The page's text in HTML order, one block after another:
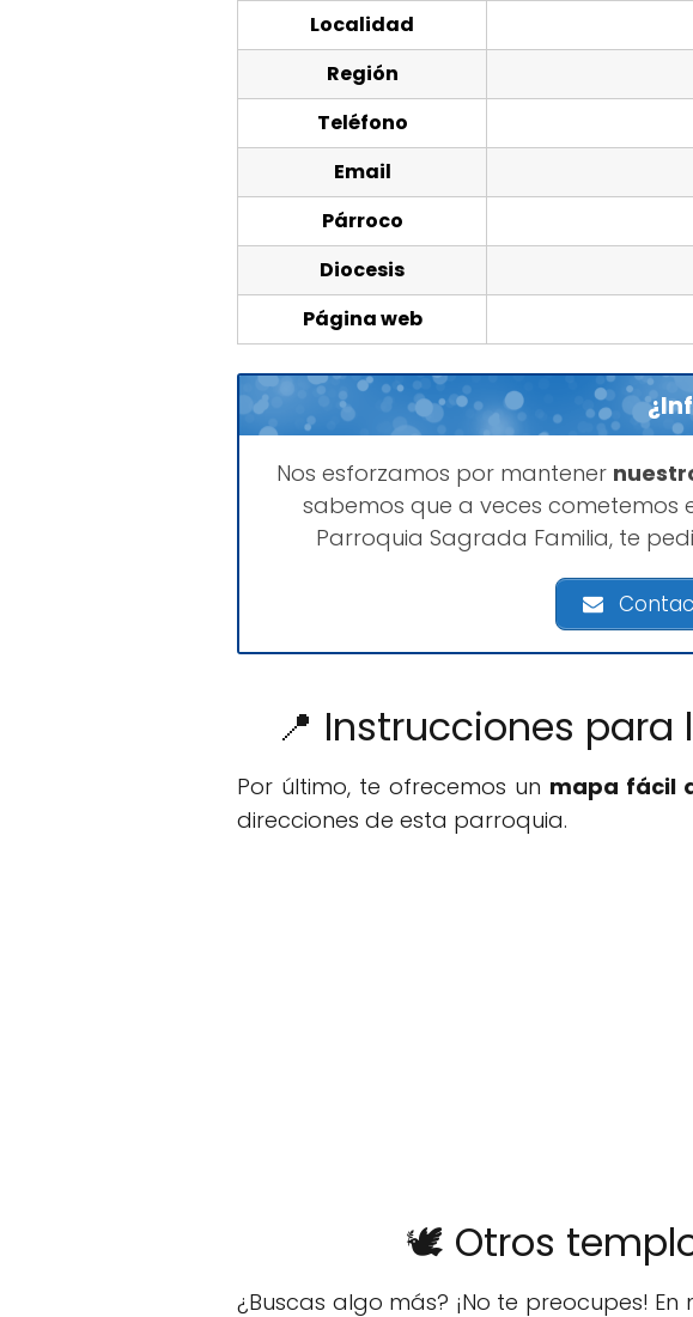
Localidad
Región
Teléfono
Email
Párroco
Diocesis
Página web
Nos esforzamos por mantener
sabemos que a veces cometemos
Parroquia Sagrada Familia, te
📍 Instrucciones
Por último, te ofrecemos un mapa fácil
direcciones de esta parroquia.
🕊️ Otros
¿Buscas algo más? ¡No te preocupes!